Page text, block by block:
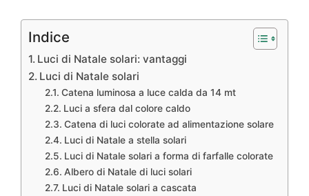
Indice
Luci di Natale solari: vantaggi
Luci di Natale solari
Catena luminosa a luce calda da 14 mt
Luci a sfera dal colore caldo
Catena di luci colorate ad alimentazione solare
Luci di Natale a stella solari
Luci di Natale solari a forma di farfalle colorate
Albero di Natale di luci solari
Luci di Natale solari a cascata